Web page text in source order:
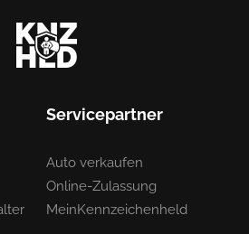
Servicepartner
Auto verkaufen
Online-Zulassung
MeinKennzeichenheld